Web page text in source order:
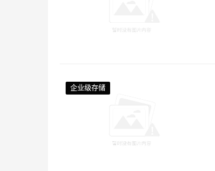
企业级存储
企业级存储
企业级存储
企业级存储